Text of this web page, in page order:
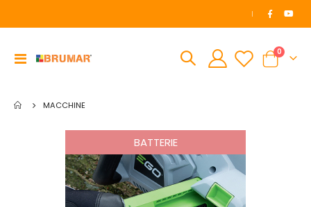
|
Toggle
Cart
0
MACCHINE
BATTERIE